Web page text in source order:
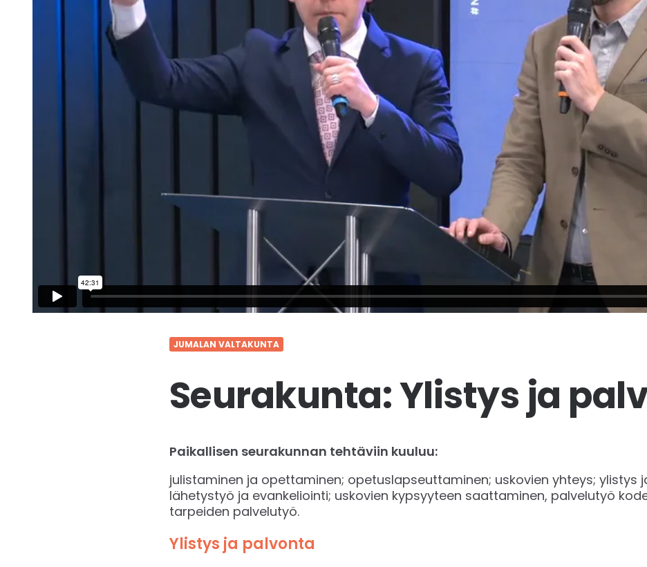
JUMALAN VALTAKUNTA
Seurakunta: Ylistys ja
Paikallisen seurakunnan tehtäviin kuuluu:
julistaminen ja opettaminen; opetuslapseuttaminen; uskovien yhteys; ylistys
lähetystyö ja evankeliointi; uskovien kypsyyteen saattaminen, palvelutyö
tarpeiden palvelutyö.
Ylistys ja palvonta